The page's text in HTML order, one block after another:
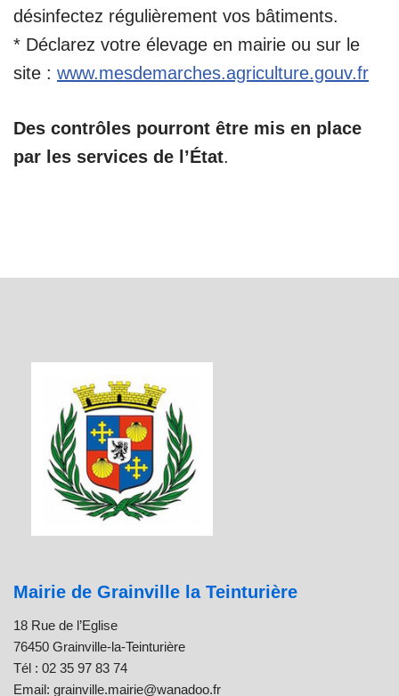
désinfectez régulièrement vos bâtiments.
* Déclarez votre élevage en mairie ou sur le
site : www.mesdemarches.agriculture.gouv.fr
Des contrôles pourront être mis en place
par les services de l’État.
Mairie de Grainville la Teinturière
18 Rue de l’Eglise
76450 Grainville-la-Teinturière
Tél : 02 35 97 83 74
Email: grainville.mairie@wanadoo.fr